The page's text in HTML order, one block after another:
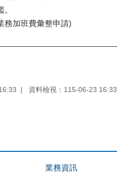
務加班費彙整申請)
資料檢視：115-06-23 16:33
業務資訊